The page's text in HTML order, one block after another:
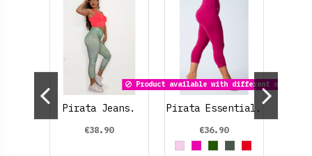
Pirata Jeans.
€38.90
Product available with different options
Pirata Essential.
€36.90
Rosa palo
FucsiaVerde oscuro
Verde Oliva
Red